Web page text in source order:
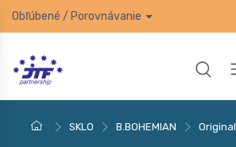
Obľúbené / Porovnávanie
SKLO B.BOHEMIAN